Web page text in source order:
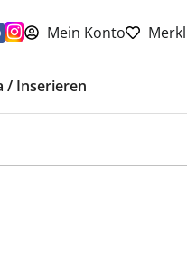
Mein Konto
/ Inserieren